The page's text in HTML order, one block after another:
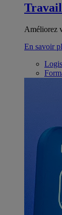
Améliorez
En savoir